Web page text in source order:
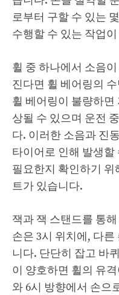
로부터 구할 수 있는
수행할 수 있는 작업
휠 중 하나에서 소음
진다면 휠 베어링의
휠 베어링이 불량하
상될 수 있으며 운전
다. 이러한 소음과 진
타이어로 인해 발생
필요한지 확인하기
트가 있습니다.
잭과 잭 스탠드를 통
손은 3시 위치에, 다
니다. 단단히 잡고 바
이 양호하면 휠의 유
와 6시 방향에서 손으